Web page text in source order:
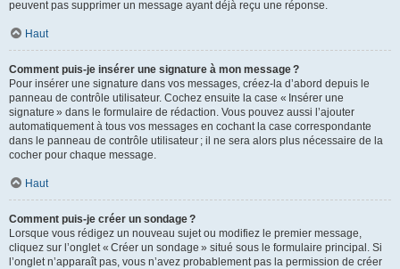
peuvent pas supprimer un message ayant déjà reçu une réponse.
Haut
Comment puis-je insérer une signature à mon message ?
Pour insérer une signature dans vos messages, créez-la d’abord depuis le
panneau de contrôle utilisateur. Cochez ensuite la case « Insérer une
signature » dans le formulaire de rédaction. Vous pouvez aussi l’ajouter
automatiquement à tous vos messages en cochant la case correspondante
dans le panneau de contrôle utilisateur ; il ne sera alors plus nécessaire de la
cocher pour chaque message.
Haut
Comment puis-je créer un sondage ?
Lorsque vous rédigez un nouveau sujet ou modifiez le premier message,
cliquez sur l’onglet « Créer un sondage » situé sous le formulaire principal. Si
l’onglet n’apparaît pas, vous n’avez probablement pas la permission de créer